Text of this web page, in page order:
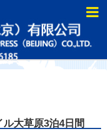
大草原3泊4日間